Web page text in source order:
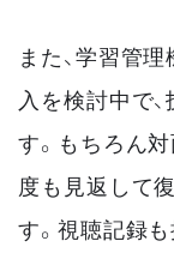
また、学習管
入を検討中で
す。もちろん
度も見返して
す。視聴記録